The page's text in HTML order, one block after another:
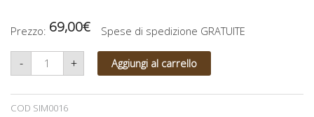
Prezzo: 69,00€ Spese di spedizione GRATUITE
-
"Luna
Ponente
a
Levante"
in
+ Aggiungi al carrello
COD SIM0016